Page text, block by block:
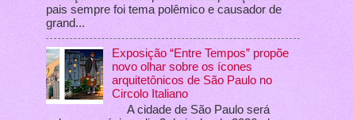
pais sempre foi tema polêmico e causador de
grand...
Exposição “Entre Tempos” propõe
novo olhar sobre os ícones
arquitetônicos de São Paulo no
Circolo Italiano
A cidade de São Paulo será